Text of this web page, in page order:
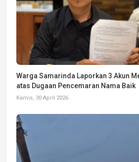
Warga Samarinda Laporkan 3 Akun
atas Dugaan Pencemaran Nama Baik
Kamis, 30 April 2026